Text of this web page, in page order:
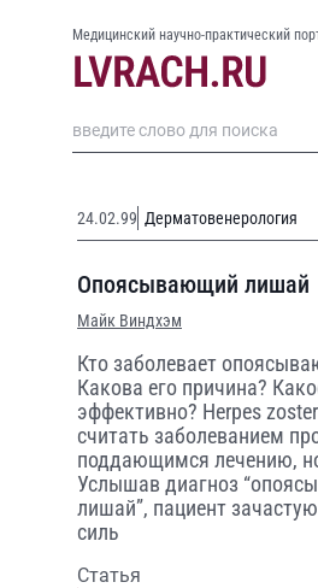
Медицинский научно-практический
24.02.99 Дерматовенерология
Опоясывающий лишай
Майк Виндхэм
Кто заболевает
Какова его причина?
эффективно? Herpes
считать заболеванием
поддающимся лечению,
Услышав диагноз
лишай”, пациент
силь
Статья